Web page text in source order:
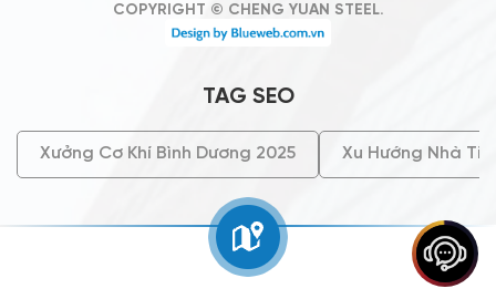
COPYRIGHT © CHENG YUAN STEEL.
TAG SEO
Xưởng Cơ Khí Bình Dương 2025 Xu Hướng Nhà